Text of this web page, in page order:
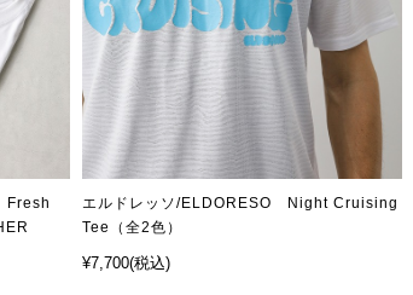
Fresh
エルドレッソ/ELDORESO Night Cruising
Tee（全2色）
¥7,700(税込)